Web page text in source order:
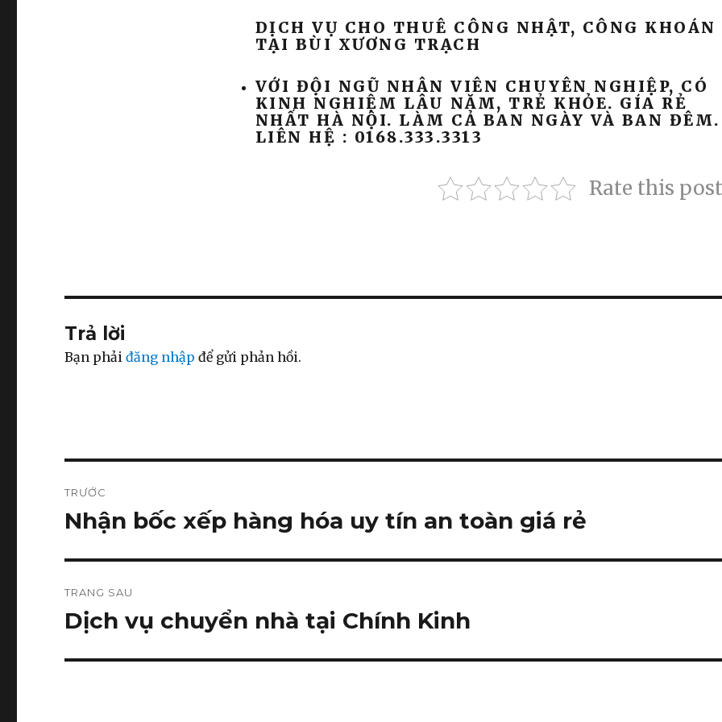
DỊCH VỤ CHO THUÊ CÔNG NHẬT, CÔNG KHOÁN
TẠI BÙI XƯƠNG TRẠCH
VỚI ĐỘI NGŨ NHÂN VIÊN CHUYÊN NGHIỆP, CÓ
KINH NGHIỆM LÂU NĂM, TRẺ KHỎE. GÍA RẺ
NHẤT HÀ NỘI. LÀM CẢ BAN NGÀY VÀ BAN ĐÊM.
LIÊN HỆ : 0168.333.3313
Rate this post
Trả lời
Bạn phảiđăng nhập để gửi phản hồi.
hướng
TRƯỚC
Bài
trước:
Nhận bốc xếp hàng hóa uy tín an toàn giá rẻ
TRANG SAU
Bài
theo:
Dịch vụ chuyển nhà tại Chính Kinh